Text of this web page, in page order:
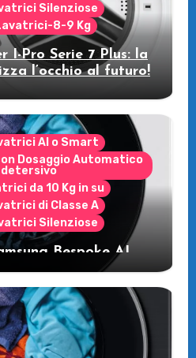
Silenziose
8-9 Kg
I-Pro Serie 7 Plus: la
l’occhio al futuro!
AI o Smart
Dosaggio Automatico
detersivo
da 10 Kg in su
di Classe A
Silenziose
Bespoke AI
U3: la lavatrice
fa risparmiare